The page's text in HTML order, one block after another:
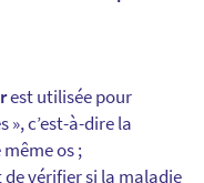
est utilisée pour
», c’est-à-dire la
os ;
de vérifier si la maladie